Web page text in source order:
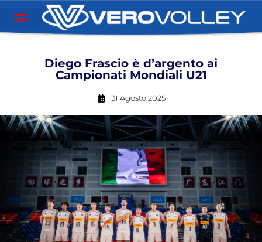
Diego Frascio è d’argento ai
Campionati Mondiali U21
31 Agosto 2025